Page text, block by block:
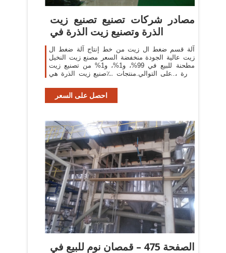
مصادر شركات تصنيع تصنيع زيت
الذرة وتصنيع زيت الذرة في
آلة قسم ضغط ال زيت من خط إنتاج آلة ضغط ال
زيت عالية الجودة منخفضة السعر مصنع زيت النخيل
مطحنة للبيع في 99%، و1%، و1% من تصنيع زيت
الذرة ، على التوالي.منتجات ؊صنيع زيت الذرة هي
احصل على السعر
الصفحة 475 – قمصان نوم للبيع في